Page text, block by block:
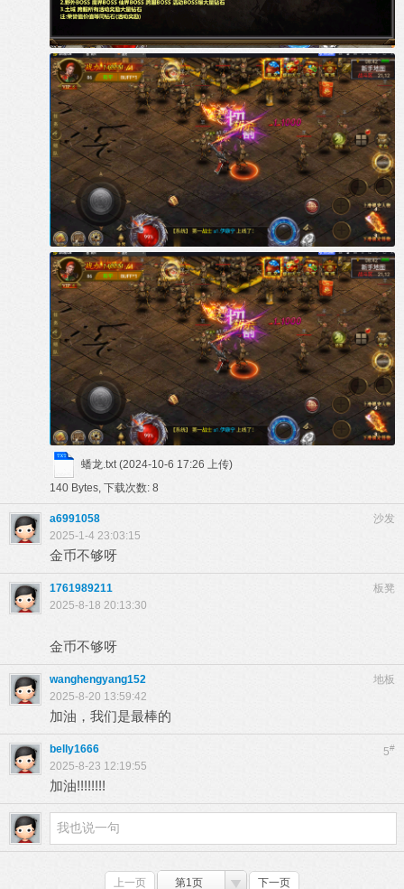
蟠龙.txt (2024-10-6 17:26 上传)
140 Bytes, 下载次数: 8
沙发
a6991058
2025-1-4 23:03:15
金币不够呀
板凳
1761989211
2025-8-18 20:13:30
金币不够呀
地板
wanghengyang152
2025-8-20 13:59:42
加油，我们是最棒的
5#
belly1666
2025-8-23 12:19:55
加油!!!!!!!!
上一页 第1页 下一页